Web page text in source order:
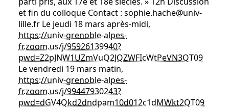
et fin du colloque Contact : sophie.hache@univ-
lille.fr Le jeudi 18 mars après-midi,
https://univ-grenoble-alpes-
fr.zoom.us/j/95926139940?
pwd=Z2pJNW1UZmVuQ2JQZWFIcWtPeVN3QT09
Le vendredi 19 mars matin,
https://univ-grenoble-alpes-
fr.zoom.us/j/99447930243?
pwd=dGV4Qkd2dndpam10d012c1dMWkt2QT09